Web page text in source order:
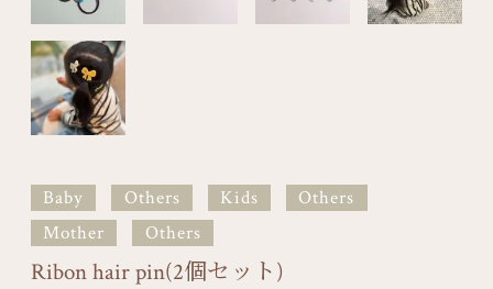
Baby Others Kids
Others
Mother
Others
Ribon hair pin(2個セット)